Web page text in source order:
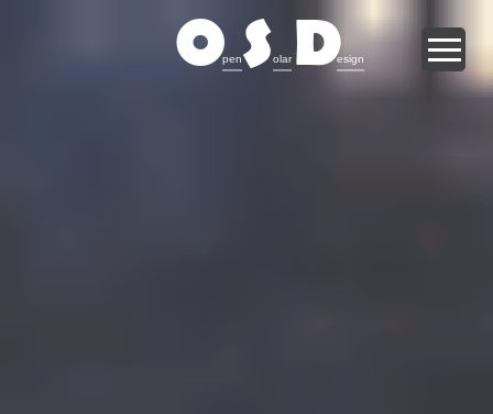
OpenSolar Design